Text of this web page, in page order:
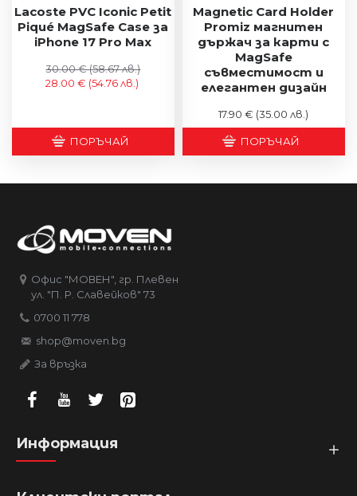
Lacoste PVC Iconic Petit
Piqué MagSafe Case за
iPhone 17 Pro Max
28.00 € (54.76 лв.)
30.00 €(58.67 лв.)
ПОРЪЧАЙ
Magnetic Card Holder
Promiz магнитен
държач за карти с
MagSafe
съвместимост и
елегантен дизайн
17.90 € (35.00 лв.)
ПОРЪЧАЙ
Офис "МОВЕН", гр. Плевен
ул. "П. Р. Славейков" 73
0700 11 778
shop@moven.bg
За връзка
Информация